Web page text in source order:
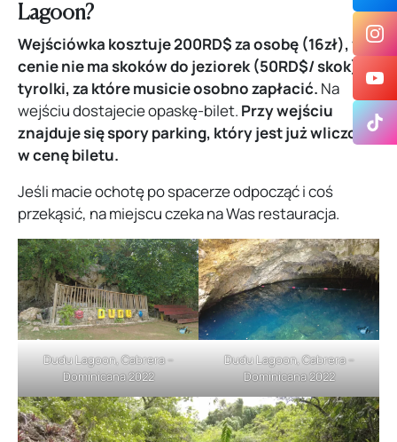
Lagoon?
Wejściówka kosztuje 200RD$ za osobę (16zł), w
cenie nie ma skoków do jeziorek (50RD$/ skok) i
tyrolki, za które musicie osobno zapłacić. Na
wejściu dostajecie opaskę-bilet. Przy wejściu
znajduje się spory parking, który jest już wliczony
w cenę biletu.
Jeśli macie ochotę po spacerze odpocząć i coś
przekąsić, na miejscu czeka na Was restauracja.
Dudu Lagoon, Cabrera –
Dominicana 2022
Dudu Lagoon, Cabrera –
Dominicana 2022